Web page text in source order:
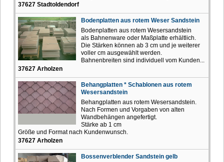
37627 Stadtoldendorf
Bodenplatten aus rotem Weser Sandstein
Bodenplatten aus rotem Wesersandstein
als Bahnenware oder Maßplatte erhältlich.
Die Stärken können ab 3 cm und je weiterer
voller cm ausgewählt werden.
Bahnenbreiten sind individuell vom Kunden...
37627 Arholzen
Behangplatten * Schablonen aus rotem
Wesersandstein
Behangplatten aus rotem Wesersandstein.
Nach Formen und Vorgaben von alten
Wandbehängen angefertigt.
Stärke ab 1 cm
Größe und Format nach Kundenwunsch.
37627 Arholzen
Bossenverblender Sandstein gelb